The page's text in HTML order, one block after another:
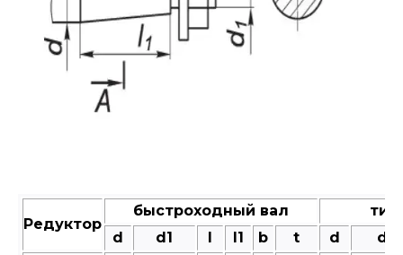
Редуктор
быстроходный вал
d
d1 l1 b t d
d1